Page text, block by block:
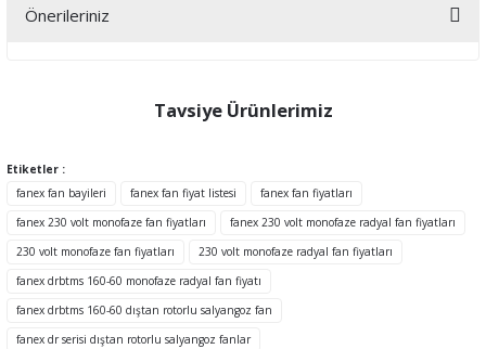
Önerileriniz
tarafımıza iletebilirsiniz.
Görüş ve önerileriniz için teşekkür ederiz.
Ürün fiyatı diğer sitelerden daha pahalı.
Bu ürüne benzer farklı alternatifler olmalı.
Tavsiye Ürünlerimiz
Etiketler :
fanex fan bayileri
fanex fan fiyat listesi
fanex fan fiyatları
fanex 230 volt monofaze fan fiyatları
fanex 230 volt monofaze radyal fan fiyatları
230 volt monofaze fan fiyatları
230 volt monofaze radyal fan fiyatları
fanex drbtms 160-60 monofaze radyal fan fiyatı
fanex drbtms 160-60 dıştan rotorlu salyangoz fan
fanex dr serisi dıştan rotorlu salyangoz fanlar